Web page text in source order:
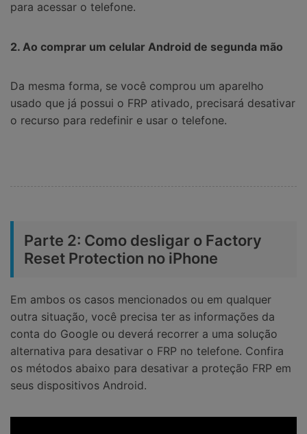
para acessar o telefone.
2. Ao comprar um celular Android de segunda mão
Da mesma forma, se você comprou um aparelho
usado que já possui o FRP ativado, precisará desativar
o recurso para redefinir e usar o telefone.
Parte 2: Como desligar o Factory
Reset Protection no iPhone
Em ambos os casos mencionados ou em qualquer
outra situação, você precisa ter as informações da
conta do Google ou deverá recorrer a uma solução
alternativa para desativar o FRP no telefone. Confira
os métodos abaixo para desativar a proteção FRP em
seus dispositivos Android.